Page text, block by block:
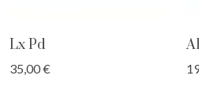
Lx Pd
35,00 €